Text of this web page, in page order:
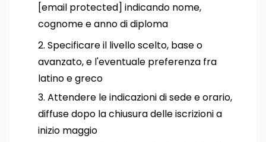
[email protected] indicando nome,
cognome e anno di diploma
Specificare il livello scelto, base o
avanzato, e l'eventuale preferenza fra
latino e greco
Attendere le indicazioni di sede e orario,
diffuse dopo la chiusura delle iscrizioni a
inizio maggio